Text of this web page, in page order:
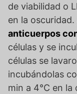
de viabilidad o
en la
anticuerpos
células y se
células se
incubándolas
min a 4°C en la